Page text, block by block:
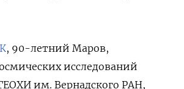
, 90-летний Маров,
исследований
им. Вернадского РАН,